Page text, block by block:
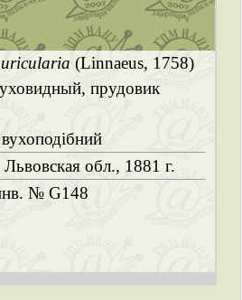
(Linnaeus, 1758)
прудовик
обл., 1881 г.
№ G148